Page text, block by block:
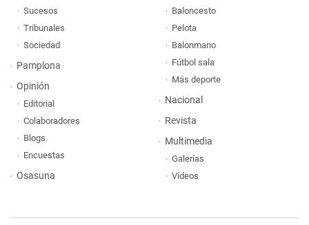
Sucesos
Tribunales
Sociedad
Pamplona
Opinión
Editorial
Colaboradores
Blogs
Encuestas
Osasuna
Baloncesto
Pelota
Balonmano
Fútbol sala
Más deporte
Nacional
Revista
Multimedia
Galerías
Vídeos